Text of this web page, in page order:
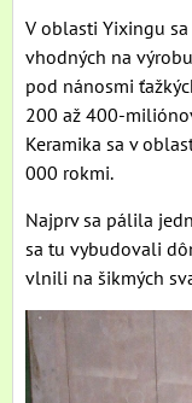
V oblasti Yixingu
vhodných na
pod nánosmi
200 až 400-
Keramika sa v
000 rokmi.
Najprv sa pálila
sa tu vybudovali
vlnili na šikmých